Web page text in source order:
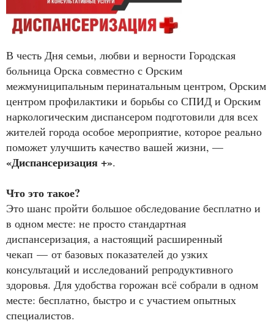
В честь Дня семьи, любви и верности Городская
больница Орска совместно с Орским
межмуниципальным перинатальным центром, Орским
центром профилактики и борьбы со СПИД и Орским
наркологическим диспансером подготовили для всех
жителей города особое мероприятие, которое реально
поможет улучшить качество вашей жизни, —
«Диспансеризация +».
Что это такое?
Это шанс пройти большое обследование бесплатно и
в одном месте: не просто стандартная
диспансеризация, а настоящий расширенный
чекап — от базовых показателей до узких
консультаций и исследований репродуктивного
здоровья. Для удобства горожан всё собрали в одном
месте: бесплатно, быстро и с участием опытных
специалистов.